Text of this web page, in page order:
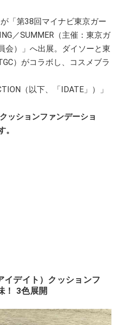
「第38回マイナビ東京ガー
／SUMMER（主催：東京ガ
会）」へ出展。ダイソーと東
）がコラボし、コスメブラ
（以下、「IDATE」）」
ッションファンデーショ
。
イデイト）クッションフ
！ 3色展開